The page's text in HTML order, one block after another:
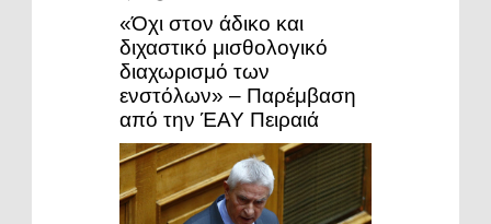
«Όχι στον άδικο και
διχαστικό μισθολογικό
διαχωρισμό των
ενστόλων» – Παρέμβαση
από την ΈΑΥ Πειραιά